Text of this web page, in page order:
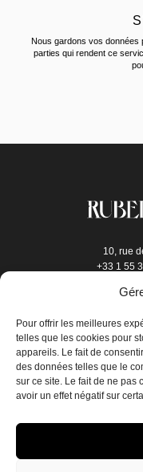
Pour offrir les meilleures
telles que les cookies pour
appareils. Le fait de
des données telles que le
sur ce site. Le fait de ne pas
avoir un effet négatif sur
Nous gardons vos données
parties qui rendent ce
10, rue
+33 1 55